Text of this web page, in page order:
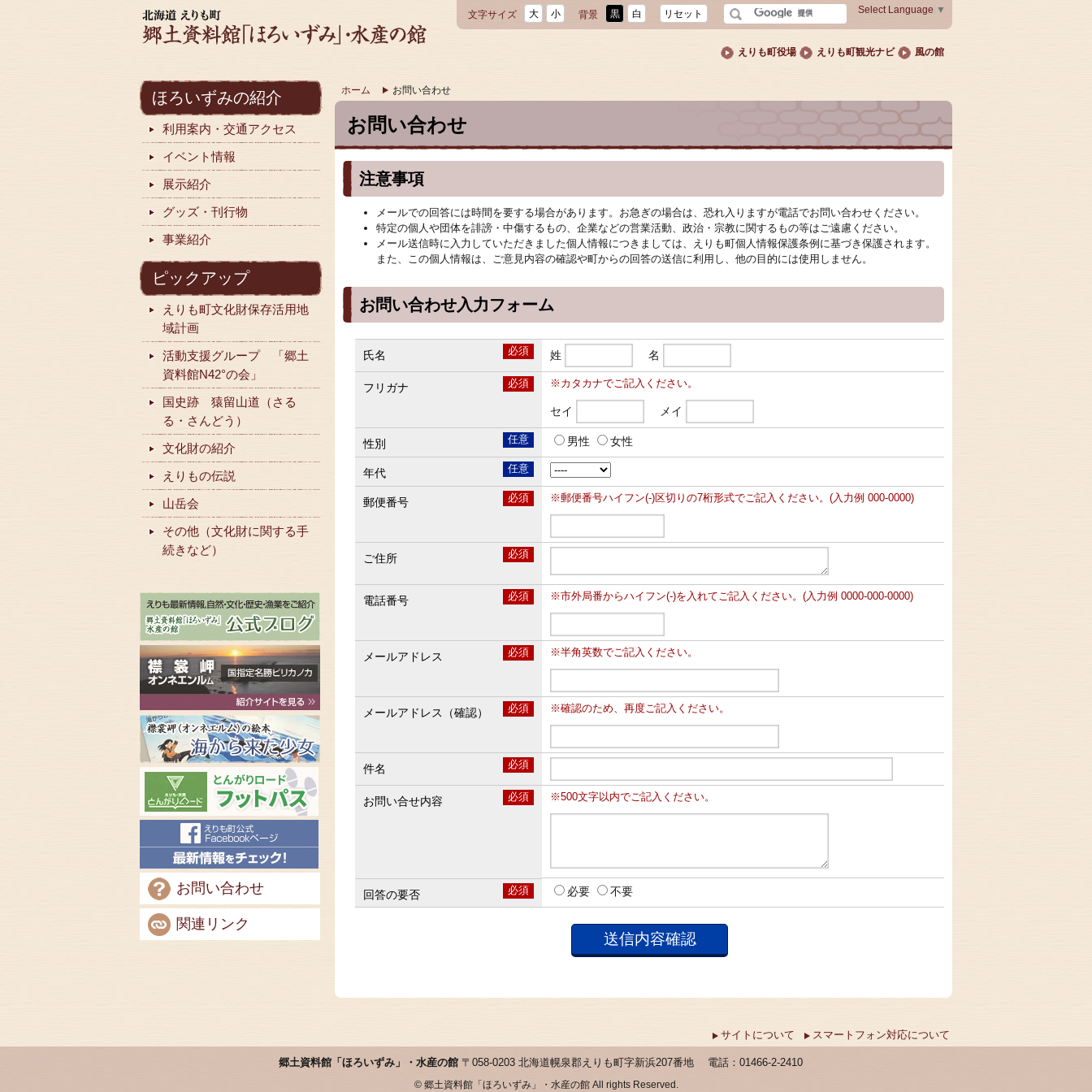
文字サイズ 大 小 背景 黒 白 リセット Select Language ▼
えりも町役場 えりも町観光ナビ 風の館
ホーム お問い合わせ
お問い合わせ
注意事項
メールでの回答には時間を要する場合があります。お急ぎの場合は、恐れ入りますが電話でお問い合わせください。
特定の個人や団体を誹謗・中傷するもの、企業などの営業活動、政治・宗教に関するもの等はご遠慮ください。
メール送信時に入力していただきました個人情報につきましては、えりも町個人情報保護条例に基づき保護されます。
また、この個人情報は、ご意見内容の確認や町からの回答の送信に利用し、他の目的には使用しません。
お問い合わせ入力フォーム
氏名 必須 姓 名
フリガナ 必須 ※カタカナでご記入ください。
セイ メイ
性別 任意 男性 女性
年代 任意
郵便番号 必須 ※郵便番号ハイフン(-)区切りの7桁形式でご記入ください。(入力例 000-0000)
ご住所 必須
電話番号 必須 ※市外局番からハイフン(-)を入れてご記入ください。(入力例 0000-000-0000)
メールアドレス 必須 ※半角英数でご記入ください。
メールアドレス（確認） 必須 ※確認のため、再度ご記入ください。
件名 必須
お問い合せ内容 必須 ※500文字以内でご記入ください。
回答の要否 必須 必要 不要
ほろいずみの紹介
利用案内・交通アクセス
イベント情報
展示紹介
グッズ・刊行物
事業紹介
ピックアップ
えりも町文化財保存活用地
域計画
活動支援グループ 「郷土
資料館N42°の会」
国史跡 猿留山道（さる
る・さんどう）
文化財の紹介
えりもの伝説
山岳会
その他（文化財に関する手
続きなど）
お問い合わせ
関連リンク
サイトについて スマートフォン対応について
郷土資料館「ほろいずみ」・水産の館 〒058-0203 北海道幌泉郡えりも町字新浜207番地 電話：01466-2-2410
© 郷土資料館「ほろいずみ」・水産の館 All rights Reserved.